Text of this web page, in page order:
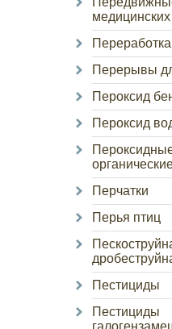
Перерывы
Пероксид
Пероксид
Перчатки
Перья птиц
Пестициды
Пестициды